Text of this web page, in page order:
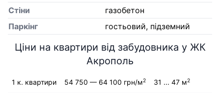
Стіни
газобетон
Паркінг
гостьовий, підземний
Ціни на квартири від забудовника у ЖК
Акрополь
1 к. квартири 54 750 — 64 100 грн/м2 31 ... 47 м2